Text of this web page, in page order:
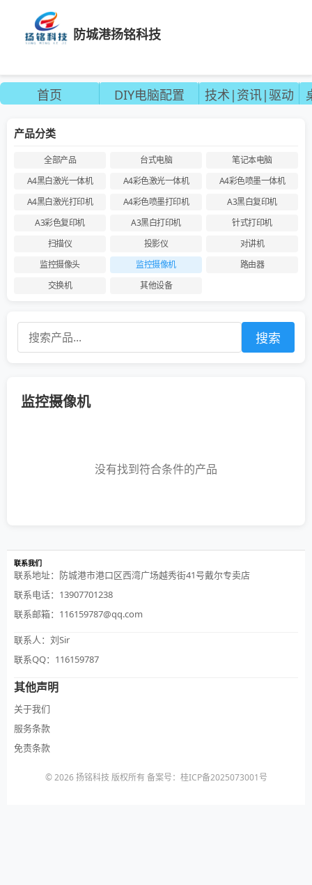
防城港扬铭科技
首页 DIY电脑配置 技术|资讯|驱动
产品分类
全部产品 台式电脑
笔记本电脑
A4黑白激光一体机
A4彩色激光一体机
A4彩色喷墨一体机
A4黑白激光打印机
A4彩色喷墨打印机
A3黑白复印机
A3彩色复印机
A3黑白打印机
针式打印机
扫描仪
投影仪
对讲机
监控摄像头
监控摄像机
路由器
交换机
其他设备
搜索
监控摄像机
没有找到符合条件的产品
联系我们
联系地址：防城港市港口区西湾广场越秀街41号戴尔专卖店
联系电话：13907701238
联系邮箱：116159787@qq.com
联系人：刘Sir
联系QQ：116159787
其他声明
关于我们
服务条款
免责条款
© 2026 扬铭科技 版权所有 备案号：桂ICP备2025073001号